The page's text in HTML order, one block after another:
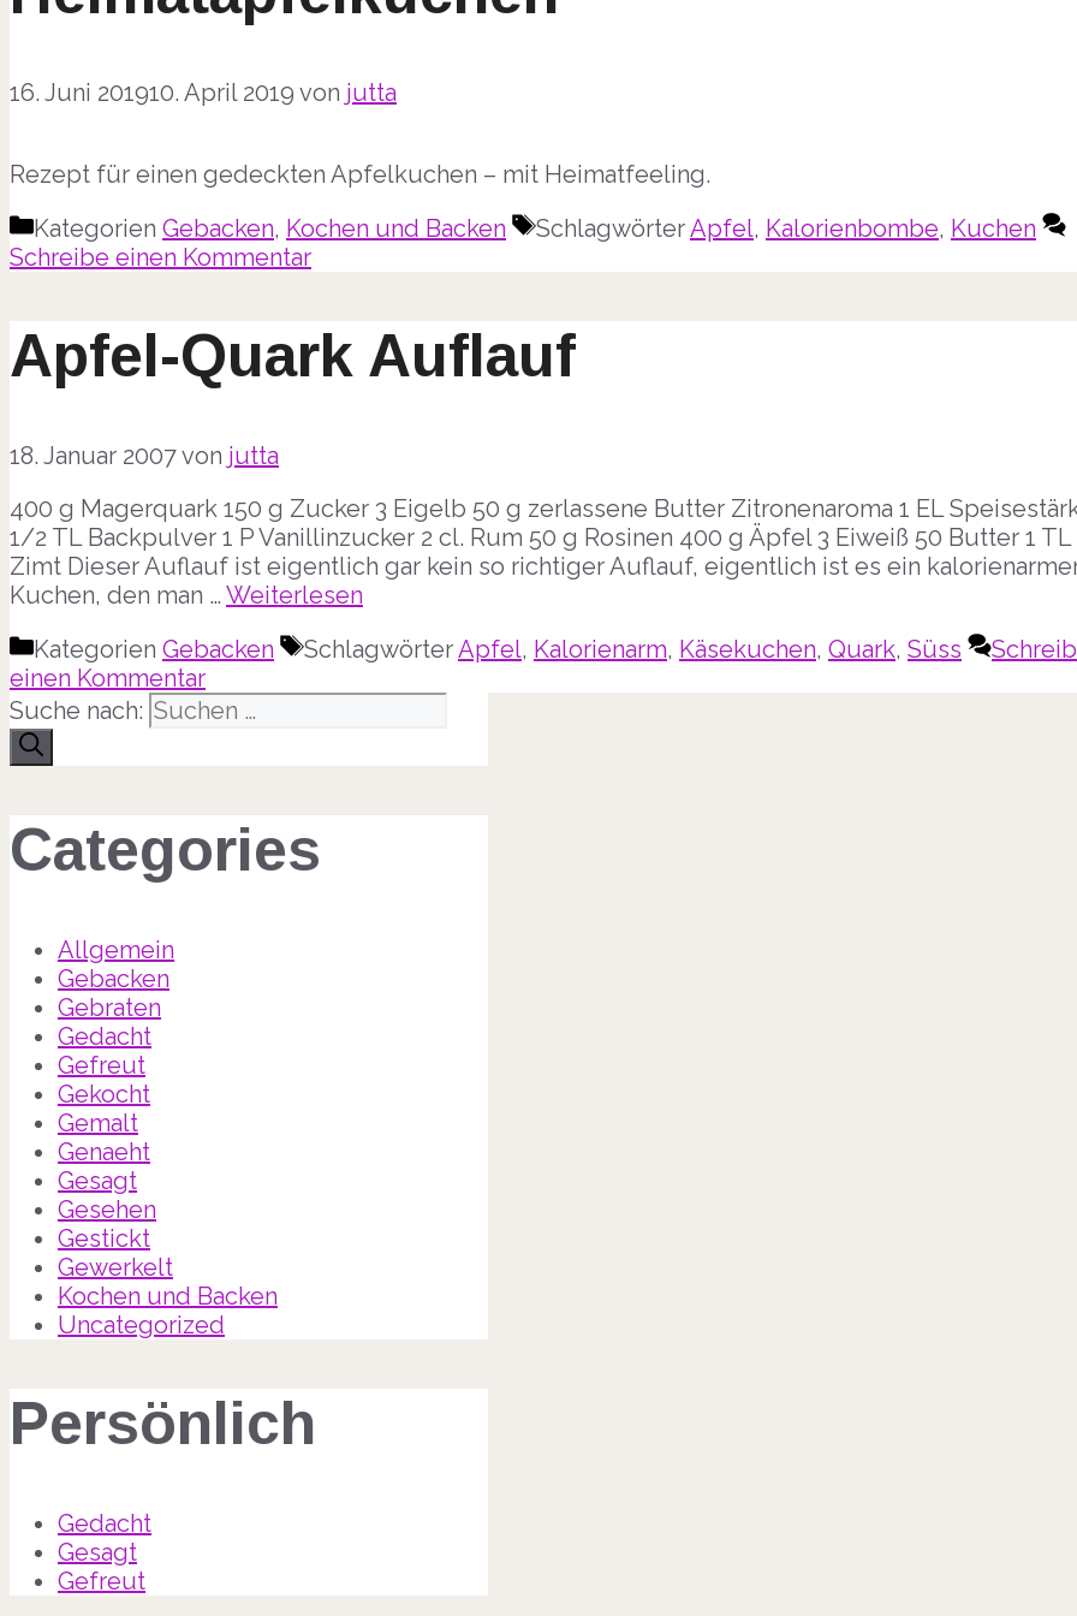
16. Juni 201910. April 2019 von jutta
Rezept für einen gedeckten Apfelkuchen – mit Heimatfeeling.
Kategorien Gebacken, Kochen und Backen SchlagwörterApfel, Kalorienbombe, Kuchen
Schreibe einen Kommentar
Apfel-Quark Auflauf
18. Januar 2007von jutta
400 g Magerquark 150 g Zucker 3 Eigelb 50 g zerlassene Butter Zitronenaroma 1 EL
1/2 TL Backpulver 1 P Vanillinzucker 2 cl. Rum 50 g Rosinen 400 g Äpfel 3 Eiweiß 50 Butter 1 TL
Zimt Dieser Auflauf ist eigentlich gar kein so richtiger Auflauf, eigentlich ist es ein
Kuchen, den man … Weiterlesen
Kategorien Gebacken SchlagwörterApfel, Kalorienarm, Käsekuchen, Quark, Süss
einen Kommentar
Suche nach:
Categories
Allgemein
Gebacken
Gebraten
Gedacht
Gefreut
Gekocht
Gemalt
Genaeht
Gesagt
Gesehen
Gestickt
Gewerkelt
Kochen und Backen
Uncategorized
Persönlich
Gedacht
Gesagt
Gefreut